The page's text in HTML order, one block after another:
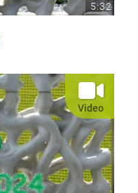
5:32
Video